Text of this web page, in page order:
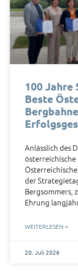
100 Jahre
Beste
Anlässlich des
österreichische
der
Bergsommers,
Ehrung
WEITERLESEN »
20. Juli 2026